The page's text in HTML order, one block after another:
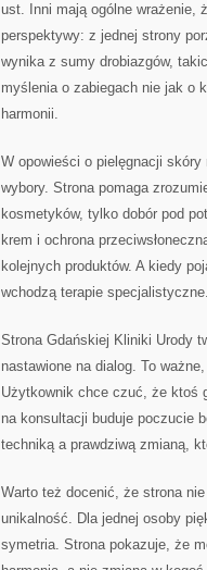
ust. Inni mają ogólne wrażenie,
perspektywy: z jednej strony
wynika z sumy drobiazgów,
myślenia o zabiegach nie jak o
harmonii.
W opowieści o pielęgnacji
wybory. Strona pomaga
kosmetyków, tylko dobór pod
krem i ochrona
kolejnych produktów. A kiedy
wchodzą terapie specjalistyczne.
Strona Gdańskiej Kliniki Urody
nastawione na dialog. To
Użytkownik chce czuć, że ktoś
na konsultacji buduje poczucie
techniką a prawdziwą zmianą,
Warto też docenić, że strona
unikalność. Dla jednej osoby
symetria. Strona pokazuje, że